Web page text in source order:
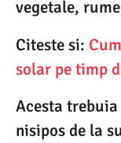
vegetale,
Citeste si:
solar pe timp
Acesta
nisipos de la